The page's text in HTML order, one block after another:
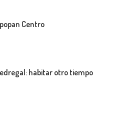
Centro
habitar otro tiempo